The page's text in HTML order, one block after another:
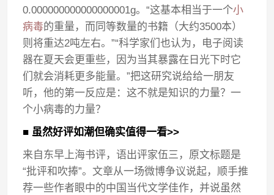
0.000000000000000001g。“这基本相当于一个小
病毒的重量，而同等数量的书籍（大约3500本）
则将重达2吨左右。”“科学家们也认为，电子阅读
器在夏天会更重些，因为当其暴露在日光下时它
们就会消耗更多能量。”把这研究说给给一朋友
听，他的第一反应是：这不就是知识的力量？一
个小病毒的力量？
■ 虽然好评如潮但确实值得一看>>
来自东早上海书评，语出评家伍三，原文标题是
“批评和吹捧”。文章从一场微博争议说起，顺手推
荐一些作者眼中的中国当代文学佳作，并说虽然